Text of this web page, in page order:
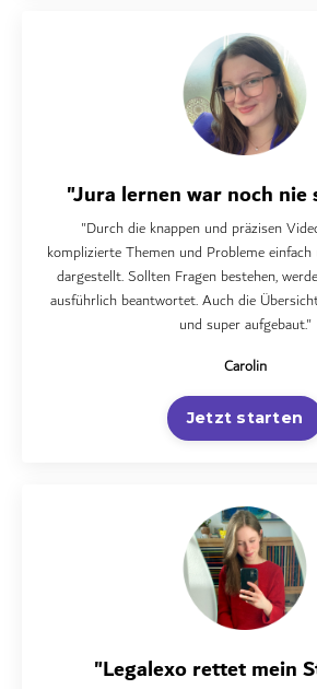
"Jura lernen war noch nie
"Durch die knappen und präzisen
komplizierte Themen und Probleme
dargestellt. Sollten Fragen bestehen,
ausführlich beantwortet. Auch die
und super aufgebaut."
Carolin
Jetzt starten
"Legalexo rettet mein